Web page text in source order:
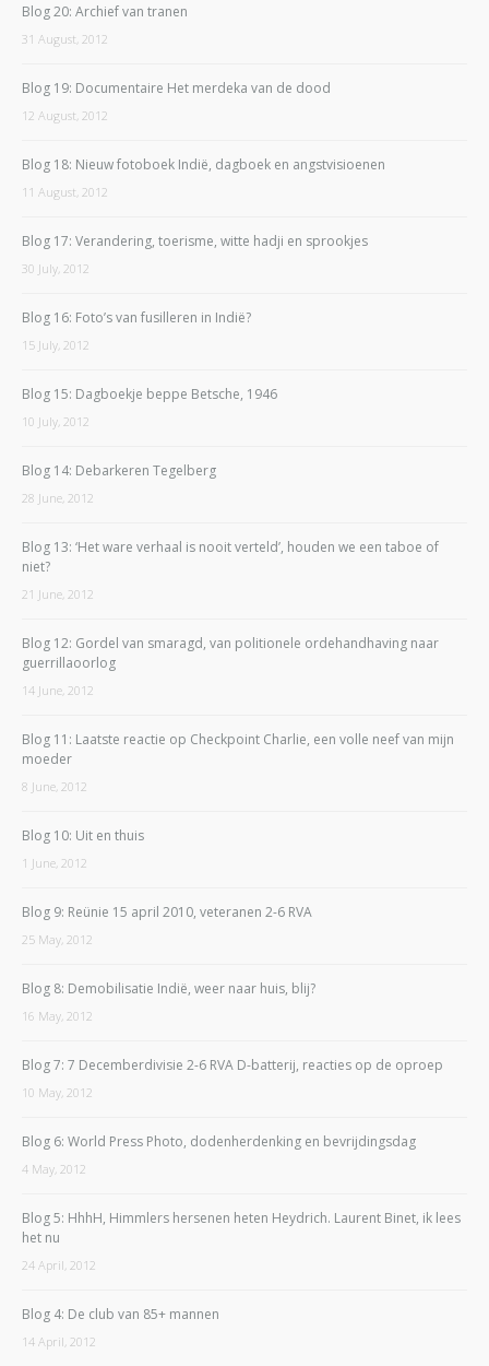
Blog 20: Archief van tranen
31 August, 2012
Blog 19: Documentaire Het merdeka van de dood
12 August, 2012
Blog 18: Nieuw fotoboek Indië, dagboek en angstvisioenen
11 August, 2012
Blog 17: Verandering, toerisme, witte hadji en sprookjes
30 July, 2012
Blog 16: Foto’s van fusilleren in Indië?
15 July, 2012
Blog 15: Dagboekje beppe Betsche, 1946
10 July, 2012
Blog 14: Debarkeren Tegelberg
28 June, 2012
Blog 13: ‘Het ware verhaal is nooit verteld’, houden we een taboe of
niet?
21 June, 2012
Blog 12: Gordel van smaragd, van politionele ordehandhaving naar
guerrillaoorlog
14 June, 2012
Blog 11: Laatste reactie op Checkpoint Charlie, een volle neef van mijn
moeder
8 June, 2012
Blog 10: Uit en thuis
1 June, 2012
Blog 9: Reünie 15 april 2010, veteranen 2-6 RVA
25 May, 2012
Blog 8: Demobilisatie Indië, weer naar huis, blij?
16 May, 2012
Blog 7: 7 Decemberdivisie 2-6 RVA D-batterij, reacties op de oproep
10 May, 2012
Blog 6: World Press Photo, dodenherdenking en bevrijdingsdag
4 May, 2012
Blog 5: HhhH, Himmlers hersenen heten Heydrich. Laurent Binet, ik lees
het nu
24 April, 2012
Blog 4: De club van 85+ mannen
14 April, 2012